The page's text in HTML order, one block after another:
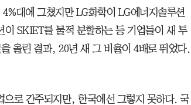
대에 그쳤지만 LG화학이 LG에너지솔루션
SKIET를 물적 분할하는 등 기업들이 새 투
올린 결과, 20년 새 그 비율이 4배로 뛰었다.
으로 간주되지만, 한국에선 그렇지 못하다. 국